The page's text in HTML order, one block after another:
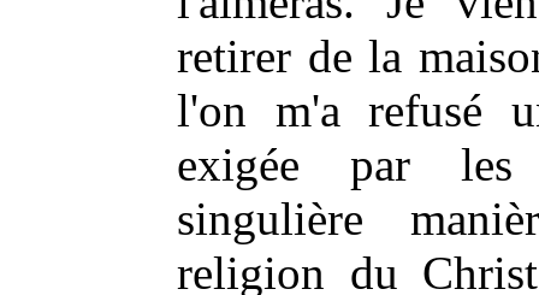
retirer de la
l'on m'a refusé
exigée par les
singulière
religion du